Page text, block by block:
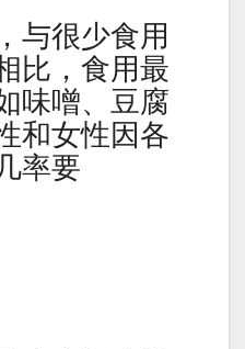
与很少食用
比，食用最
味噌、豆腐
和女性因各
率要